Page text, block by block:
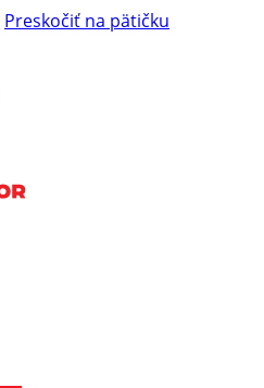
Preskočiť na pätičku